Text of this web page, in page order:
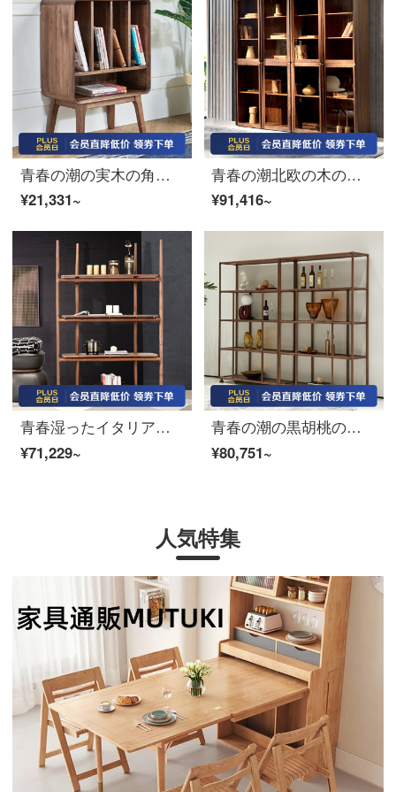
青春の潮の実木の角の何辺の北欧のソファーの辺の戸棚の暗いクルミの木の小さい本棚の本当の木の雑誌の戸棚の暗いクルミの木（幅の55 cm）
¥21,331~
青春の潮北欧の木の本箱のガラスの本箱の意味式の別荘の暗いクルミの木の本箱の家庭は扉の本箱の単一の2つを持ちます（105*40*210）
¥91,416~
青春湿ったイタリアの客間の本当の木の博古棚北欧の多層の書棚の仕切り棚の145*51*201 cm
¥71,229~
青春の潮の黒胡桃の木の本当の木の本棚北欧の簡単な書斎の博古棚の客間の物置棚の階の棚の120*40*186 CM
¥80,751~
人気特集